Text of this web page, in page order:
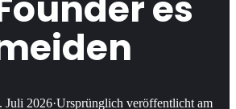
Juli 2026·Ursprünglich veröffentlicht am